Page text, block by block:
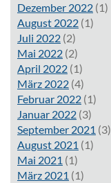
Dezember 2022 (1)
August 2022 (1)
Juli 2022 (2)
Mai 2022 (2)
April 2022 (1)
März 2022 (4)
Februar 2022 (1)
Januar 2022 (3)
September 2021 (3)
August 2021 (1)
Mai 2021 (1)
März 2021 (1)